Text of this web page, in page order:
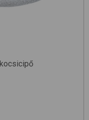
kocsicipő